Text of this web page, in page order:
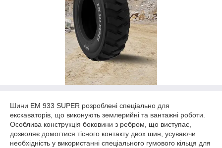
Шини EM 933 SUPER розроблені спеціально для
екскаваторів, що виконують землерийні та вантажні роботи.
Особлива конструкція боковини з ребром, що виступає,
дозволяє домогтися тісного контакту двох шин, усуваючи
необхідність у використанні спеціального гумового кільця для